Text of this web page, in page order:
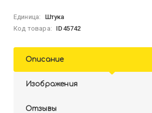
Единица:
Штука
Код товара:
ID45742
Описание
Изображения
Отзывы